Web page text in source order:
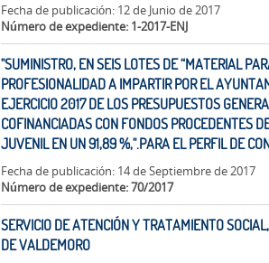
Fecha de publicación: 12 de Junio de 2017
Número de expediente: 1-2017-ENJ
"SUMINISTRO, EN SEIS LOTES DE “MATERIAL
PROFESIONALIDAD A IMPARTIR POR EL
EJERCICIO 2017 DE LOS PRESUPUESTOS
COFINANCIADAS CON FONDOS PROCEDENTES
JUVENIL EN UN 91,89 %,".PARA EL PERFIL DE
Fecha de publicación: 14 de Septiembre de 2017
Número de expediente: 70/2017
SERVICIO DE ATENCIÓN Y TRATAMIENTO
DE VALDEMORO